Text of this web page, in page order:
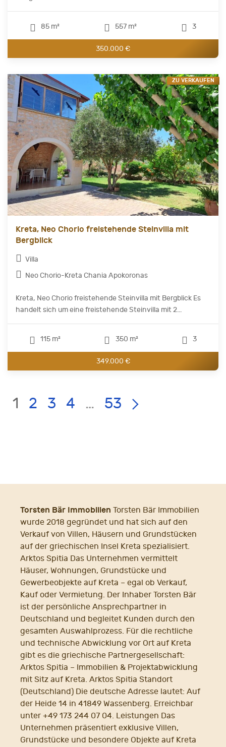
85 m² 557 m² 3
350.000 €
Kreta, Neo Chorio freistehende Steinvilla mit
Bergblick
Villa
Neo Chorio-Kreta Chania Apokoronas
Kreta, Neo Chorio freistehende Steinvilla mit Bergblick Es
handelt sich um eine freistehende Steinvilla mit 2...
115 m² 350 m² 3
349.000 €
ZU VERKAUFEN
LIST
Page:
1 2 3 4 … 53
Torsten Bär Immobilien Torsten Bär Immobilien
wurde 2018 gegründet und hat sich auf den
Verkauf von Villen, Häusern und Grundstücken
auf der griechischen Insel Kreta spezialisiert.
Arktos Spitia Das Unternehmen vermittelt
Häuser, Wohnungen, Grundstücke und
Gewerbeobjekte auf Kreta – egal ob Verkauf,
Kauf oder Vermietung. Der Inhaber Torsten Bär
ist der persönliche Ansprechpartner in
Deutschland und begleitet Kunden durch den
gesamten Auswahlprozess. Für die rechtliche
und technische Abwicklung vor Ort auf Kreta
gibt es die griechische Partnergesellschaft:
Arktos Spitia – Immobilien & Projektabwicklung
mit Sitz auf Kreta. Arktos Spitia Standort
(Deutschland) Die deutsche Adresse lautet: Auf
der Heide 14 in 41849 Wassenberg. Erreichbar
unter +49 173 244 07 04. Leistungen Das
Unternehmen präsentiert exklusive Villen,
Grundstücke und besondere Objekte auf Kreta